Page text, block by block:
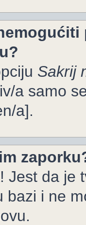
Sakrij
a samo
a].
Jest da je
bazi i ne